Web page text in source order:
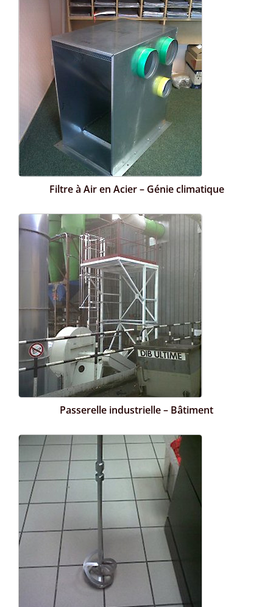
Filtre à Air en Acier – Génie climatique
Passerelle industrielle – Bâtiment